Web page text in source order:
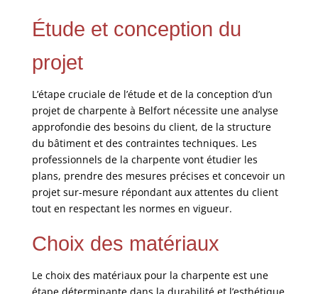
Étude et conception du
projet
L’étape cruciale de l’étude et de la conception d’un
projet de charpente à Belfort nécessite une analyse
approfondie des besoins du client, de la structure
du bâtiment et des contraintes techniques. Les
professionnels de la charpente vont étudier les
plans, prendre des mesures précises et concevoir un
projet sur-mesure répondant aux attentes du client
tout en respectant les normes en vigueur.
Choix des matériaux
Le choix des matériaux pour la charpente est une